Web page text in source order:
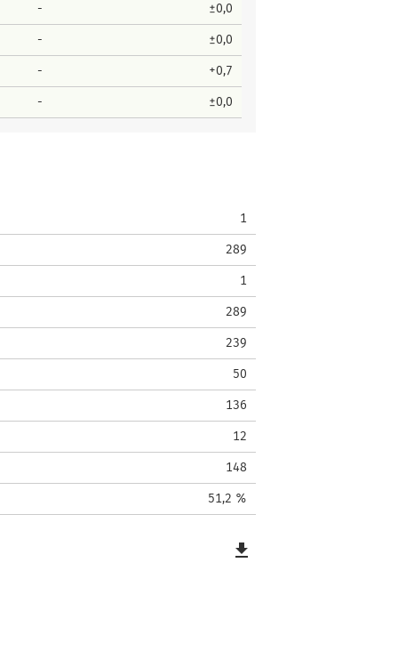
- ±0,0
- ±0,0
- +0,7
- ±0,0
1
289
1
289
239
50
136
12
148
51,2 %
file_download